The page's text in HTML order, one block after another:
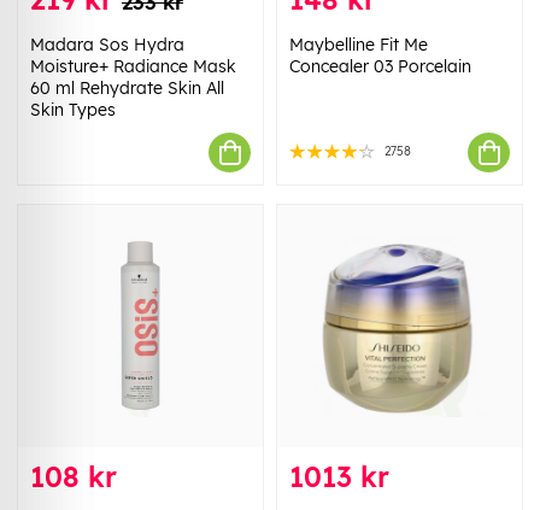
Madara Sos Hydra
Moisture+ Radiance Mask
60 ml Rehydrate Skin All
Skin Types
Maybelline Fit Me
Concealer 03 Porcelain
2758
108 kr 1013 kr